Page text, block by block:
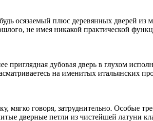
осязаемый плюс деревянных дверей
не имея никакой практической
приглядная дубовая дверь в глухом
на именитых итальянских
мягко говоря, затруднительно.
дверные петли из чистейшей латуни